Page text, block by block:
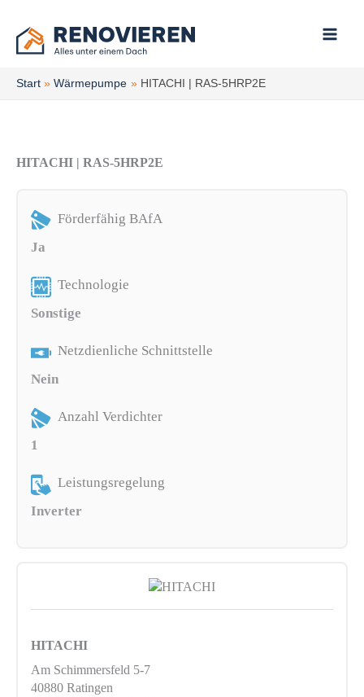
Inhalt
springen
Start Wärmepumpe HITACHI | RAS-5HRP2E
HITACHI | RAS-5HRP2E
Förderfähig BAfA
Ja
Technologie
Sonstige
Netzdienliche Schnittstelle
Nein
Anzahl Verdichter
1
Leistungsregelung
Inverter
HITACHI
Am Schimmersfeld 5-7
40880 Ratingen